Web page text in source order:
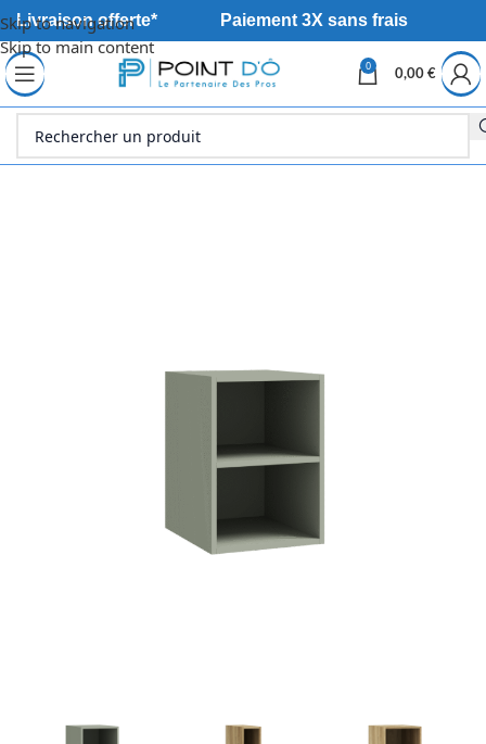
Skip to navigation
Skip to main content
Livraison offerte* Paiement 3X sans frais
0
0,00 €
Accueil Sanitaire Meuble